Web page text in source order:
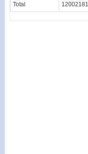
Total 12002181